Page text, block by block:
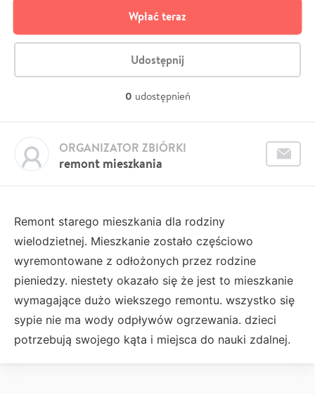
Wpłać teraz
Udostępnij
0 udostępnień
remont mieszkania
ORGANIZATOR ZBIÓRKI
Remont starego mieszkania dla rodziny
wielodzietnej. Mieszkanie zostało częściowo
wyremontowane z odłożonych przez rodzine
pieniedzy. niestety okazało się że jest to mieszkanie
wymagające dużo wiekszego remontu. wszystko się
sypie nie ma wody odpływów ogrzewania. dzieci
potrzebują swojego kąta i miejsca do nauki zdalnej.